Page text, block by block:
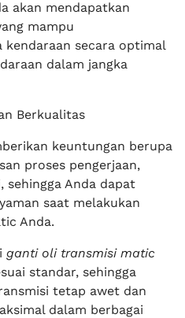
akan mendapatkan
mampu
secara optimal
dalam jangka
Berkualitas
keuntungan berupa
proses pengerjaan,
sehingga Anda dapat
saat melakukan
Anda.
ganti oli transmisi matic
standar, sehingga
tetap awet dan
dalam berbagai